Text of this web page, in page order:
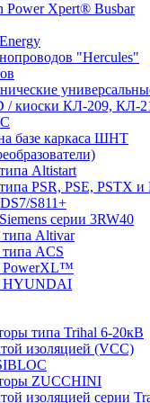
Power Xpert® Busbar
"Hercules"
/ киоски КЛ-209, КЛ-
базе каркаса ШНТ
Altistart
PSR, PSE, PSTX и
S811+
серии 3RW40
типа Altivar
типа ACS
PowerXL™
HYUNDAI
типа Trihal 6-20кВ
изоляцией (VCC)
ZUCCHINI
изоляцией серии